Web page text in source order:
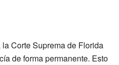
Corte Suprema de Florida
de forma permanente. Esto